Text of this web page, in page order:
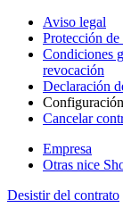
Aviso legal
Protección de
Condiciones
revocación
Declaración
Cancelar
Empresa
Otras nice
Desistir del contrato